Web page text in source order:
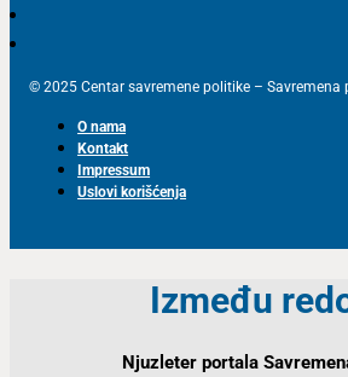
© 2025 Centar savremene politike – Savremena
O nama
Kontakt
Impressum
Uslovi korišćenja
Između
Njuzleter portala